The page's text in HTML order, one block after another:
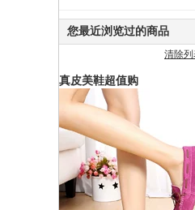
您最近浏览过的商品
清除
真皮美鞋超值购